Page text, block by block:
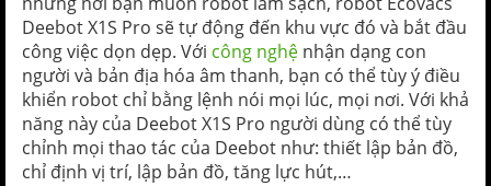
Deebot X1S Pro sẽ tự động đến khu vực đó và bắt đầu
công việc dọn dẹp. Với công nghệ nhận dạng con
người và bản địa hóa âm thanh, bạn có thể tùy ý điều
khiển robot chỉ bằng lệnh nói mọi lúc, mọi nơi. Với khả
năng này của Deebot X1S Pro người dùng có thể tùy
chỉnh mọi thao tác của Deebot như: thiết lập bản đồ,
chỉ định vị trí, lập bản đồ, tăng lực hút,…